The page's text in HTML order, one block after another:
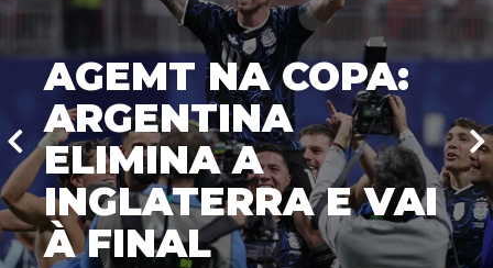
AGEMT NA COPA:
ARGENTINA
ELIMINA A
INGLATERRA E VAI
À FINAL